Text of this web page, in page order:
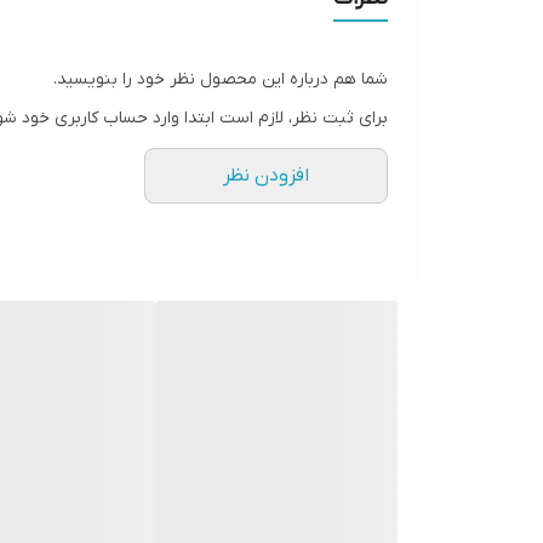
شما هم درباره این محصول نظر خود را بنویسید.
برای ثبت نظر، لازم است ابتدا وارد حساب کاربری خود
افزودن نظر